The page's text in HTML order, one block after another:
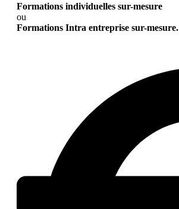
Formations individuelles sur-mesure
ou
Formations Intra entreprise sur-mesure.